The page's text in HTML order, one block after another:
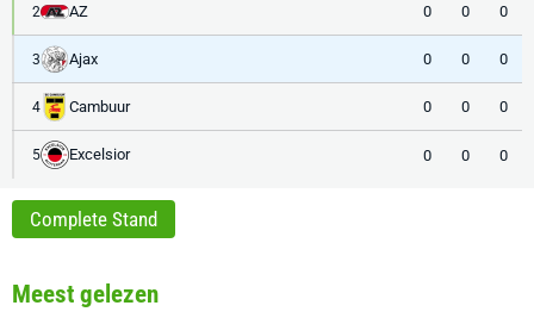
2 AZ 0 0 0
3 Ajax 0 0 0
4 Cambuur 0 0 0
5 Excelsior 0 0 0
Complete Stand
Meest gelezen